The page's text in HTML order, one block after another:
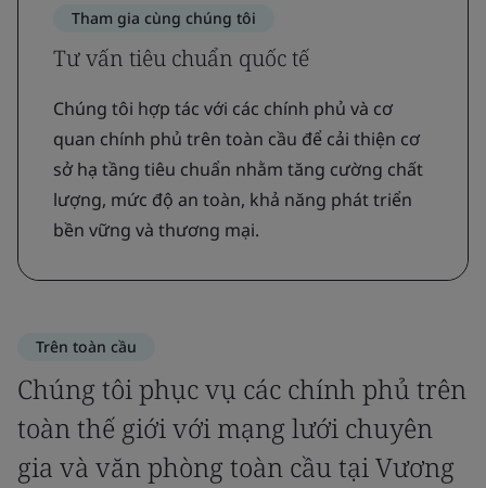
Tham gia cùng chúng tôi
Tư vấn tiêu chuẩn quốc tế
Chúng tôi hợp tác với các chính phủ và cơ
quan chính phủ trên toàn cầu để cải thiện cơ
sở hạ tầng tiêu chuẩn nhằm tăng cường chất
lượng, mức độ an toàn, khả năng phát triển
bền vững và thương mại.
Trên toàn cầu
Chúng tôi phục vụ các chính phủ trên
toàn thế giới với mạng lưới chuyên
gia và văn phòng toàn cầu tại Vương